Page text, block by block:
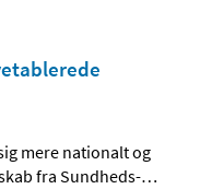
mere nationalt og
fra Sundheds-…